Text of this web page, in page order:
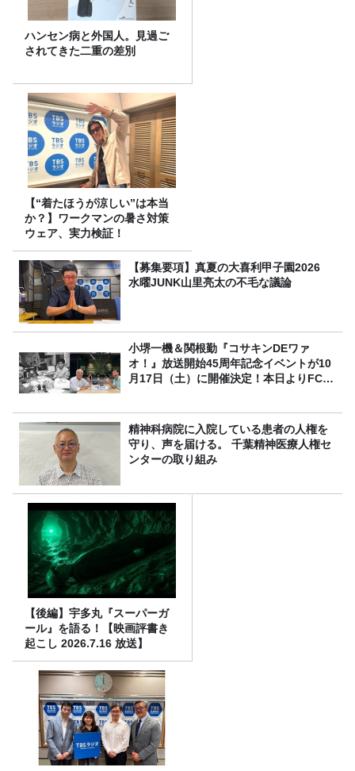
ハンセン病と外国人。見過ご
されてきた二重の差別
【“着たほうが涼しい”は本当
か？】ワークマンの暑さ対策
ウェア、実力検証！
【募集要項】真夏の大喜利甲子園2026
水曜JUNK山里亮太の不毛な議論
小堺一機＆関根勤『コサキンDEワァ
オ！』放送開始45周年記念イベントが10
月17日（土）に開催決定！本日よりFC先
精神科病院に入院している患者の人権を
守り、声を届ける。 千葉精神医療人権セ
ンターの取り組み
【後編】宇多丸『スーパーガ
ール』を語る！【映画評書き
起こし 2026.7.16 放送】